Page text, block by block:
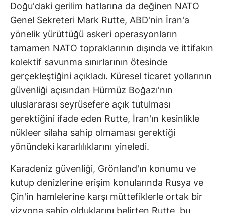
Doğu'daki gerilim hatlarına da değinen NATO
Genel Sekreteri Mark Rutte, ABD'nin İran'a
yönelik yürüttüğü askeri operasyonların
tamamen NATO topraklarının dışında ve ittifakın
kolektif savunma sınırlarının ötesinde
gerçekleştiğini açıkladı. Küresel ticaret yollarının
güvenliği açısından Hürmüz Boğazı'nın
uluslararası seyrüsefere açık tutulması
gerektiğini ifade eden Rutte, İran'ın kesinlikle
nükleer silaha sahip olmaması gerektiği
yönündeki kararlılıklarını yineledi.
Karadeniz güvenliği, Grönland'ın konumu ve
kutup denizlerine erişim konularında Rusya ve
Çin'in hamlelerine karşı müttefiklerle ortak bir
vizyona sahip olduklarını belirten Rutte, bu